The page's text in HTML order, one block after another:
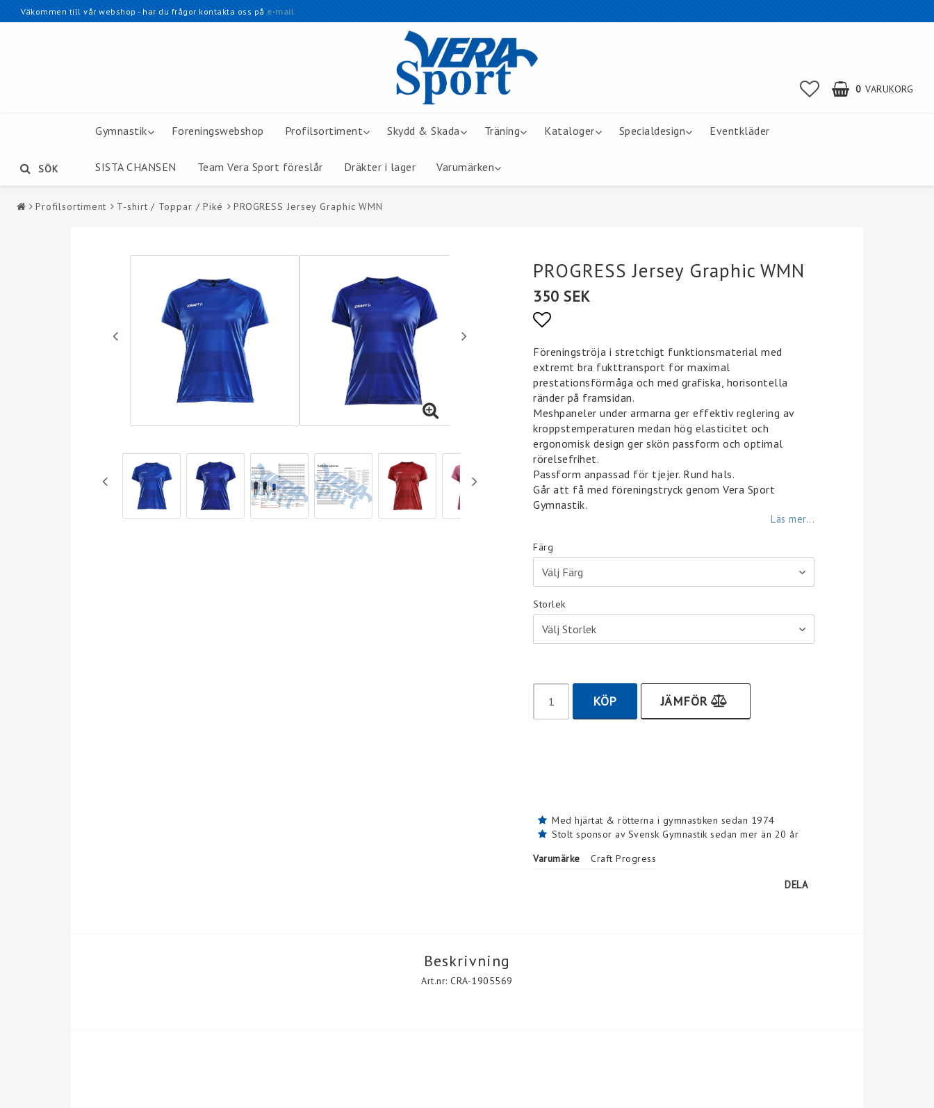
Väkommen till vår webshop - har du frågor kontakta oss på e-mail
0 VARUKORG
Gymnastik Foreningswebshop Profilsortiment Skydd & Skada Träning Kataloger Specialdesign Eventkläder
SISTA CHANSEN Team Vera Sport föreslår Dräkter i lager Varumärken
SÖK
Profilsortiment T-shirt / Toppar / Piké PROGRESS Jersey Graphic WMN
PROGRESS Jersey Graphic WMN
350 SEK
Lägg till i favoritlistan
Föreningströja i stretchigt funktionsmaterial med
extremt bra fukttransport för maximal
prestationsförmåga och med grafiska, horisontella
ränder på framsidan.
Meshpaneler under armarna ger effektiv reglering av
kroppstemperaturen medan hög elasticitet och
ergonomisk design ger skön passform och optimal
rörelsefrihet.
Passform anpassad för tjejer. Rund hals.
Går att få med föreningstryck genom Vera Sport
Gymnastik.
Läs mer...
Färg
Storlek
KÖP JÄMFÖR
Med hjärtat & rötterna i gymnastiken sedan 1974
Stolt sponsor av Svensk Gymnastik sedan mer än 20 år
Varumärke
Craft Progress
DELA
Beskrivning
Art.nr: CRA-1905569